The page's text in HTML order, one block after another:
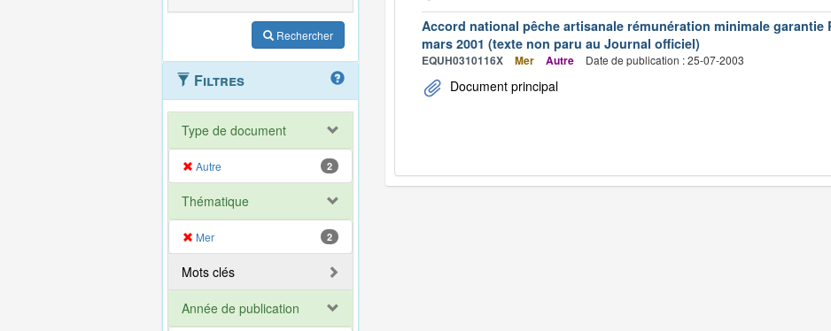
Rechercher
Filtres
Type de document
Autre 2
Thématique
Mer 2
Mots clés
Année de publication
Accord national pêche artisanale rémunération minimale garantie
mars 2001 (texte non paru au Journal officiel)
EQUH0310116X Mer Autre Date de publication : 25-07-2003
Document principal